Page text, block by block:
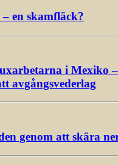
en skamfläck?
i Mexiko
avgångsvederlag
genom att skära